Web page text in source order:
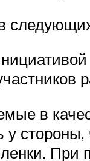
в
у
При